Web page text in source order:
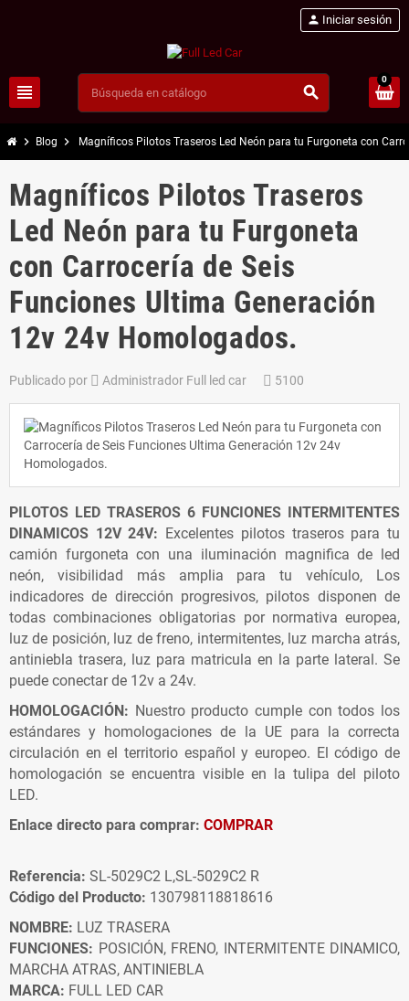
view_headline search
person Iniciar sesión
0
chevron_right Blog chevron_right Magníficos Pilotos Traseros Led Neón para tu Furgoneta con
Magníficos Pilotos Traseros
Led Neón para tu Furgoneta
con Carrocería de Seis
Funciones Ultima Generación
12v 24v Homologados.
Publicado por Administrador Full led car 5100
PILOTOS LED TRASEROS 6 FUNCIONES INTERMITENTES
DINAMICOS 12V 24V: Excelentes pilotos traseros para tu
camión furgoneta con una iluminación magnifica de led
neón, visibilidad más amplia para tu vehículo, Los
indicadores de dirección progresivos, pilotos disponen de
todas combinaciones obligatorias por normativa europea,
luz de posición, luz de freno, intermitentes, luz marcha atrás,
antiniebla trasera, luz para matricula en la parte lateral. Se
puede conectar de 12v a 24v.
HOMOLOGACIÓN: Nuestro producto cumple con todos los
estándares y homologaciones de la UE para la correcta
circulación en el territorio español y europeo. El código de
homologación se encuentra visible en la tulipa del piloto
LED.
Enlace directo para comprar: COMPRAR
Referencia: SL-5029C2 L,SL-5029C2 R
Código del Producto: 130798118818616
NOMBRE: LUZ TRASERA
FUNCIONES: POSICIÓN, FRENO, INTERMITENTE DINAMICO,
MARCHA ATRAS, ANTINIEBLA
MARCA: FULL LED CAR